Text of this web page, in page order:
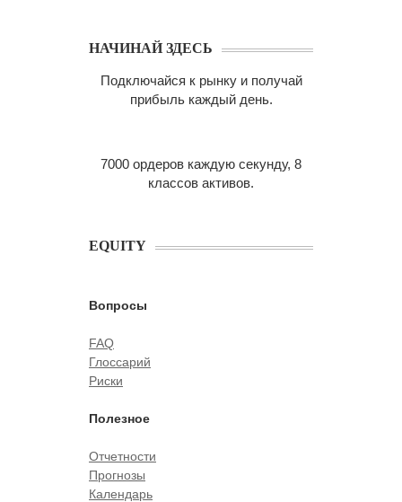
НАЧИНАЙ ЗДЕСЬ
Подключайся к рынку и получай
прибыль каждый день.
7000 ордеров каждую секунду, 8
классов активов.
EQUITY
Вопросы
FAQ
Глоссарий
Риски
Полезное
Отчетности
Прогнозы
Календарь